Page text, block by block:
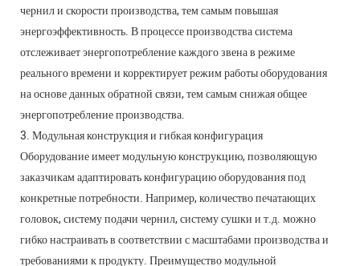
чернил и скорости производства, тем самым повышая
энергоэффективность. В процессе производства система
отслеживает энергопотребление каждого звена в режиме
реального времени и корректирует режим работы оборудования
на основе данных обратной связи, тем самым снижая общее
энергопотребление производства.
3. Модульная конструкция и гибкая конфигурация
Оборудование имеет модульную конструкцию, позволяющую
заказчикам адаптировать конфигурацию оборудования под
конкретные потребности. Например, количество печатающих
головок, систему подачи чернил, систему сушки и т.д. можно
гибко настраивать в соответствии с масштабами производства и
требованиями к продукту. Преимущество модульной